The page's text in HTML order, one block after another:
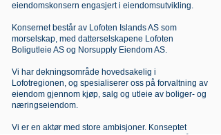
eiendomskonsern engasjert i eiendomsutvikling.
Konsernet består av Lofoten Islands AS som
morselskap, med datterselskapene Lofoten
Boligutleie AS og Norsupply Eiendom AS.
Vi har dekningsområde hovedsakelig i
Lofotregionen, og spesialiserer oss på forvaltning av
eiendom gjennom kjøp, salg og utleie av boliger- og
næringseiendom.
Vi er en aktør med store ambisjoner. Konseptet